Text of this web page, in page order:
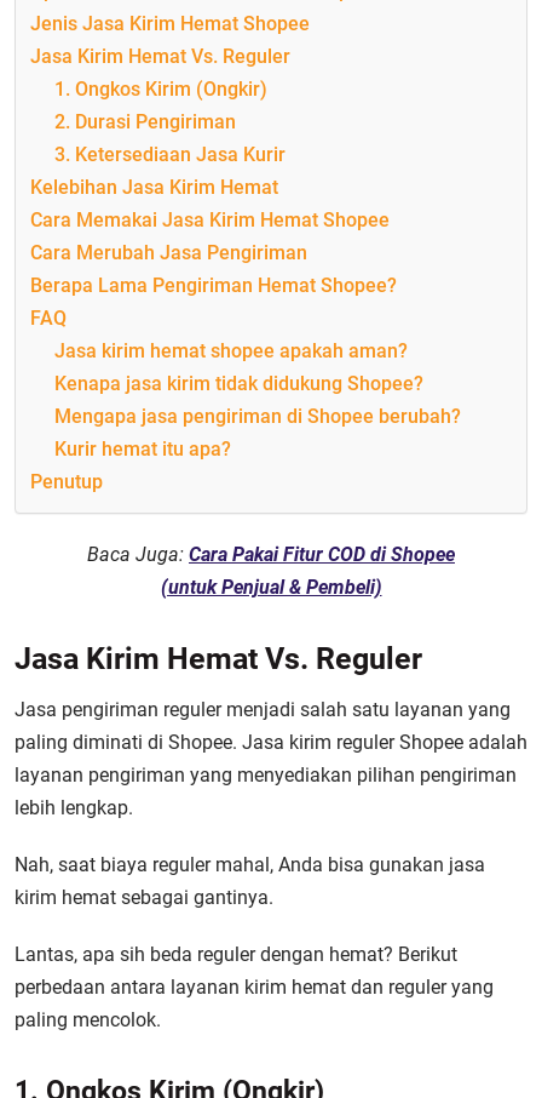
Jenis Jasa Kirim Hemat Shopee
Jasa Kirim Hemat Vs. Reguler
1. Ongkos Kirim (Ongkir)
2. Durasi Pengiriman
3. Ketersediaan Jasa Kurir
Kelebihan Jasa Kirim Hemat
Cara Memakai Jasa Kirim Hemat Shopee
Cara Merubah Jasa Pengiriman
Berapa Lama Pengiriman Hemat Shopee?
FAQ
Jasa kirim hemat shopee apakah aman?
Kenapa jasa kirim tidak didukung Shopee?
Mengapa jasa pengiriman di Shopee berubah?
Kurir hemat itu apa?
Penutup
Baca Juga: Cara Pakai Fitur COD di Shopee
(untuk Penjual & Pembeli)
Jasa Kirim Hemat Vs. Reguler
Jasa pengiriman reguler menjadi salah satu layanan yang
paling diminati di Shopee. Jasa kirim reguler Shopee adalah
layanan pengiriman yang menyediakan pilihan pengiriman
lebih lengkap.
Nah, saat biaya reguler mahal, Anda bisa gunakan jasa
kirim hemat sebagai gantinya.
Lantas, apa sih beda reguler dengan hemat? Berikut
perbedaan antara layanan kirim hemat dan reguler yang
paling mencolok.
1. Ongkos Kirim (Ongkir)